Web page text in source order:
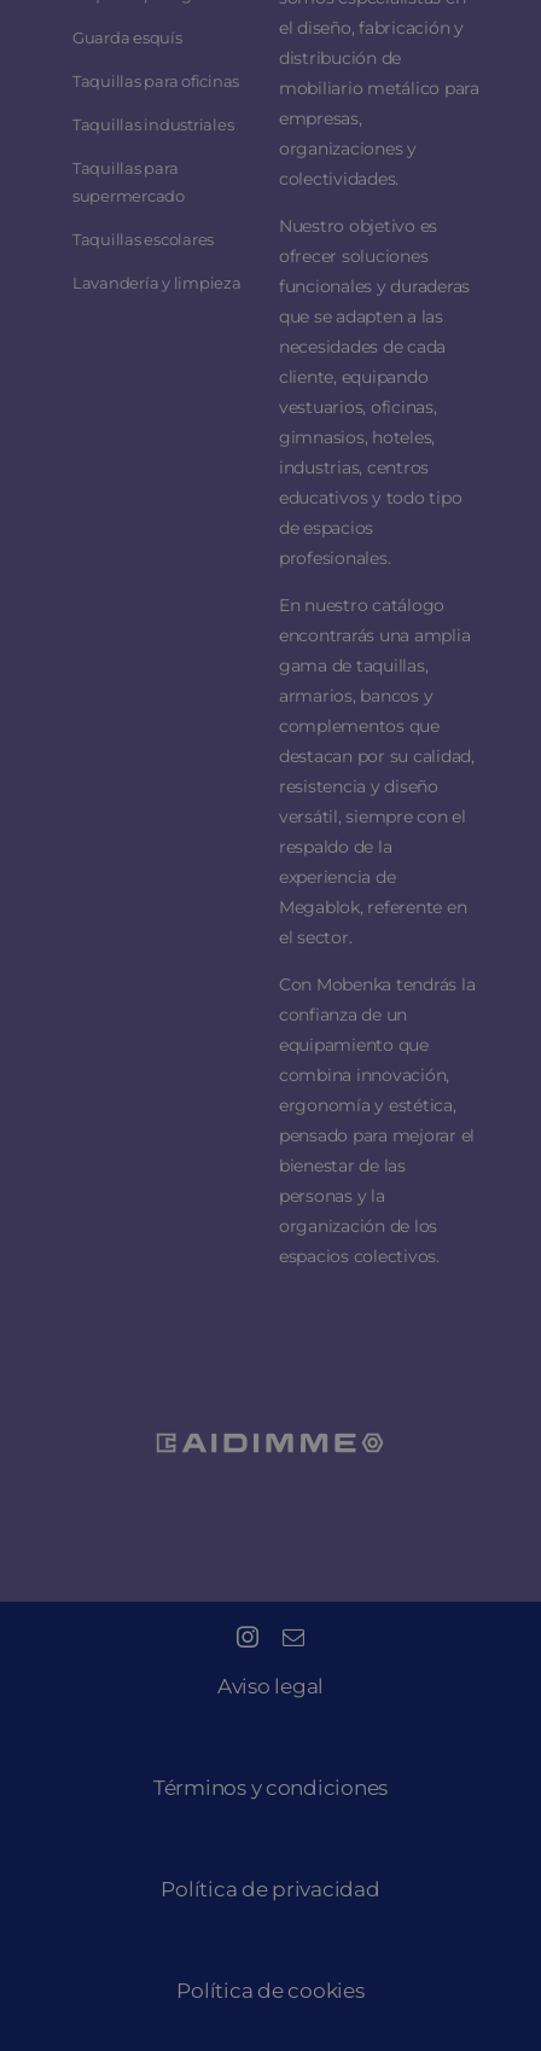
Guarda esquís
Taquillas para oficinas
Taquillas industriales
Taquillas para
supermercado
Taquillas escolares
Lavandería y limpieza
el diseño, fabricación y
distribución de
mobiliario metálico para
empresas,
organizaciones y
colectividades.
Nuestro objetivo es
ofrecer soluciones
funcionales y duraderas
que se adapten a las
necesidades de cada
cliente, equipando
vestuarios, oficinas,
gimnasios, hoteles,
industrias, centros
educativos y todo tipo
de espacios
profesionales.
En nuestro catálogo
encontrarás una amplia
gama de taquillas,
armarios, bancos y
complementos que
destacan por su calidad,
resistencia y diseño
versátil, siempre con el
respaldo de la
experiencia de
Megablok, referente en
el sector.
Con Mobenka tendrás la
confianza de un
equipamiento que
combina innovación,
ergonomía y estética,
pensado para mejorar el
bienestar de las
personas y la
organización de los
espacios colectivos.
Aviso legal
Términos y condiciones
Política de privacidad
Política de cookies